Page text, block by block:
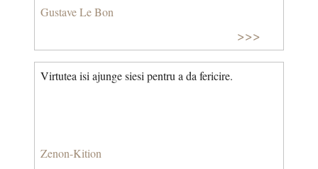
Gustave Le Bon
>>>
Virtutea isi ajunge siesi pentru a da fericire.
Zenon-Kition